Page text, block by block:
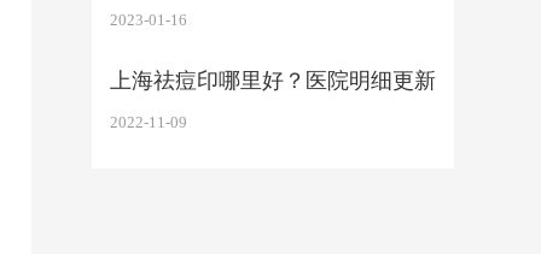
2023-01-16
上海祛痘印哪里好？医院明细更新
2022-11-09